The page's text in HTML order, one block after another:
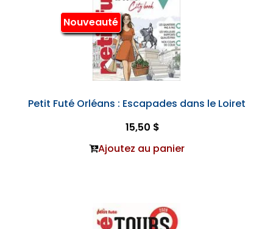
Nouveauté
Petit Futé Orléans : Escapades dans le Loiret
15,50 $
Ajoutez au panier